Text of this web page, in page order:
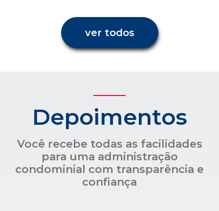
Depoimentos
condominial com transparência e
confiança